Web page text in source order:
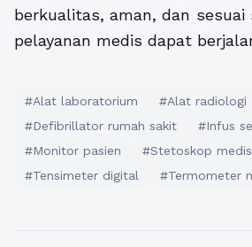
berkualitas, aman, dan sesuai
pelayanan medis dapat
#Alat laboratorium
#Alat radiologi
#Defibrillator rumah sakit
#Infus
#Monitor pasien
#Stetoskop medis
#Tensimeter digital
#Termometer